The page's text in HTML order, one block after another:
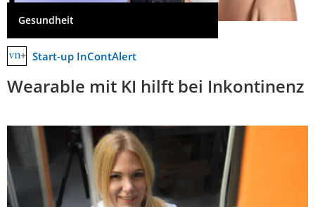
Gesundheit
Start-up InContAlert
Wearable mit KI hilft bei Inkontinenz